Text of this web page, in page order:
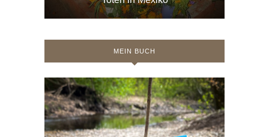
MEIN BUCH